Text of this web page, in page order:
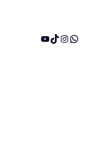
YouTube
TikTok
Instagram